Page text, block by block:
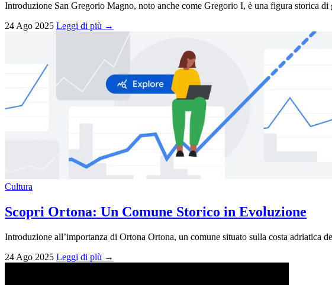
Introduzione San Gregorio Magno, noto anche come Gregorio I, è una figura storica di
24 Ago 2025 Leggi di più →
Cultura
Scopri Ortona: Un Comune Storico in Evoluzione
Introduzione all’importanza di Ortona Ortona, un comune situato sulla costa adriatica
24 Ago 2025 Leggi di più →